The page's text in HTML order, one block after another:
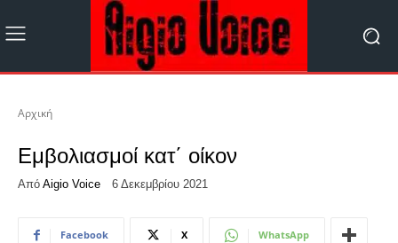
Αρχική
Εμβολιασμοί κατ΄ οίκον
Από Aigio Voice 6 Δεκεμβρίου 2021
Facebook X WhatsApp